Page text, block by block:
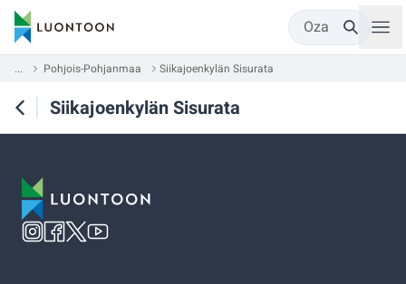
Oza
... Pohjois-Pohjanmaa Siikajoenkylän Sisurata
Siikajoenkylän Sisurata